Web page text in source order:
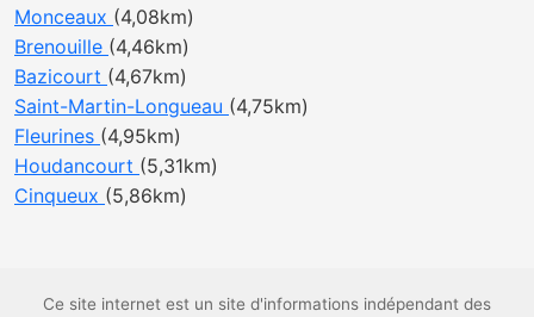
Monceaux (4,08km)
Brenouille (4,46km)
Bazicourt (4,67km)
Saint-Martin-Longueau (4,75km)
Fleurines (4,95km)
Houdancourt (5,31km)
Cinqueux (5,86km)
Ce site internet est un site d'informations indépendant des